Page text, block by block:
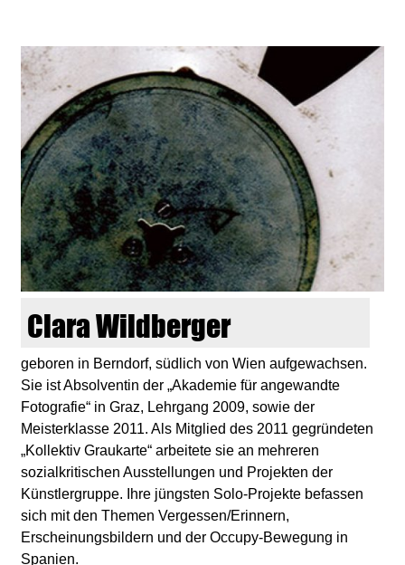
c
m
e
d
e
k
u
n
s
Clara Wildberger
geboren in Berndorf, südlich von Wien aufgewachsen.
Sie ist Absolventin der „Akademie für angewandte
Fotografie“ in Graz, Lehrgang 2009, sowie der
Meisterklasse 2011. Als Mitglied des 2011 gegründeten
„Kollektiv Graukarte“ arbeitete sie an mehreren
sozialkritischen Ausstellungen und Projekten der
Künstlergruppe. Ihre jüngsten Solo-Projekte befassen
sich mit den Themen Vergessen/Erinnern,
Erscheinungsbildern und der Occupy-Bewegung in
Spanien.